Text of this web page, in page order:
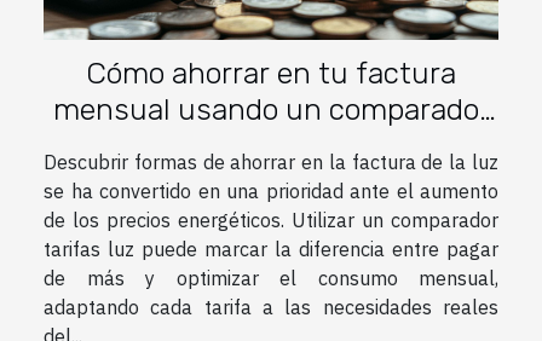
Cómo ahorrar en tu factura
mensual usando un comparador
tarifas luz
Descubrir formas de ahorrar en la factura de la luz
se ha convertido en una prioridad ante el aumento
de los precios energéticos. Utilizar un comparador
tarifas luz puede marcar la diferencia entre pagar
de más y optimizar el consumo mensual,
adaptando cada tarifa a las necesidades reales
del...